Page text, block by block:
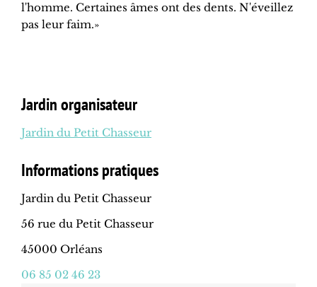
l'homme. Certaines âmes ont des dents. N'éveillez
pas leur faim.»
Jardin organisateur
Jardin du Petit Chasseur
Informations pratiques
Jardin du Petit Chasseur
56 rue du Petit Chasseur
45000 Orléans
06 85 02 46 23